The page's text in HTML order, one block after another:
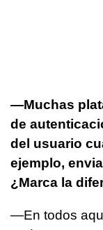
—Muchas
de
del usuario
ejemplo,
¿Marca la
—En todos